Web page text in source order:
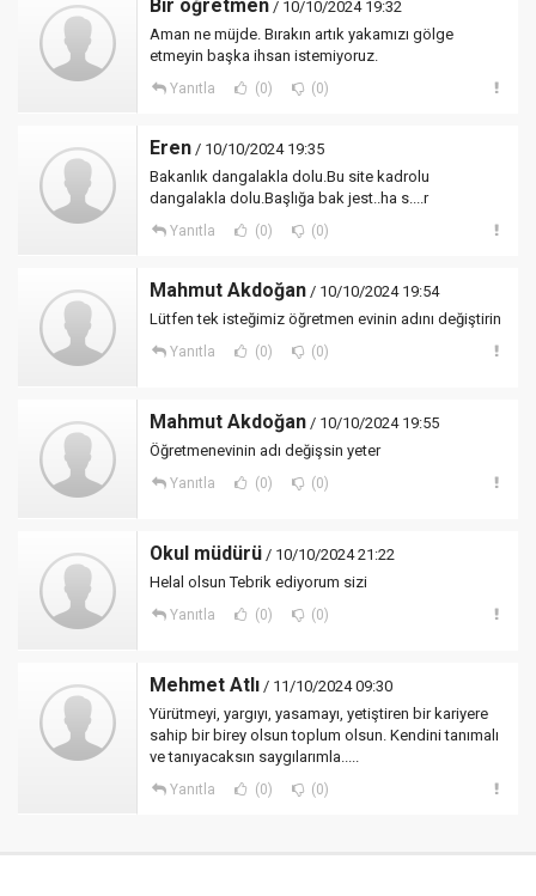
Bir öğretmen / 10/10/2024 19:32
Aman ne müjde. Bırakın artık yakamızı gölge
etmeyin başka ihsan istemiyoruz.
Yanıtla (0) (0)
Eren / 10/10/2024 19:35
Bakanlık dangalakla dolu.Bu site kadrolu
dangalakla dolu.Başlığa bak jest..ha s....r
Yanıtla (0) (0)
Mahmut Akdoğan / 10/10/2024 19:54
Lütfen tek isteğimiz öğretmen evinin adını değiştirin
Yanıtla (0) (0)
Mahmut Akdoğan / 10/10/2024 19:55
Öğretmenevinin adı değişsin yeter
Yanıtla (0) (0)
Okul müdürü / 10/10/2024 21:22
Helal olsun Tebrik ediyorum sizi
Yanıtla (0) (0)
Mehmet Atlı / 11/10/2024 09:30
Yürütmeyi, yargıyı, yasamayı, yetiştiren bir kariyere
sahip bir birey olsun toplum olsun. Kendini tanımalı
ve tanıyacaksın saygılarımla.....
Yanıtla (0) (0)